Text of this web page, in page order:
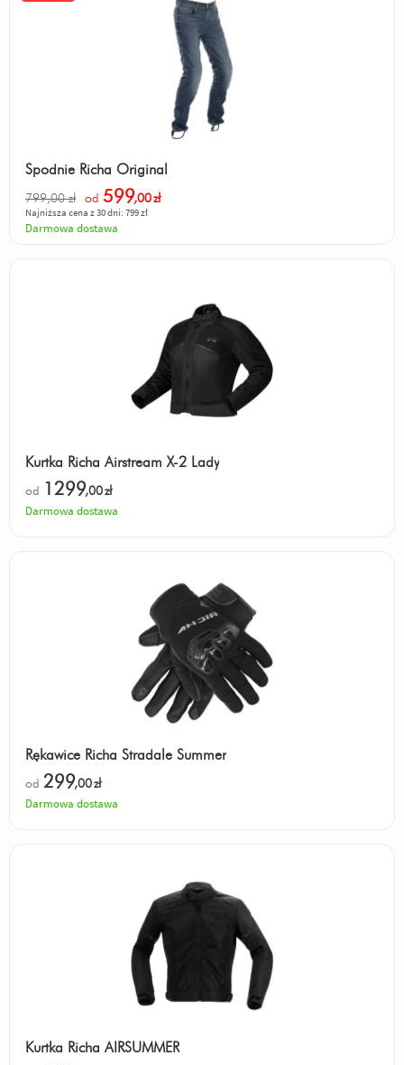
Spodnie Richa Original
799,00 zł od 599,00zł
Najniższa cena z 30 dni: 799 zł
Darmowa dostawa
Kurtka Richa Airstream X-2 Lady
od 1299,00zł
Darmowa dostawa
Rękawice Richa Stradale Summer
od 299,00zł
Darmowa dostawa
Kurtka Richa AIRSUMMER